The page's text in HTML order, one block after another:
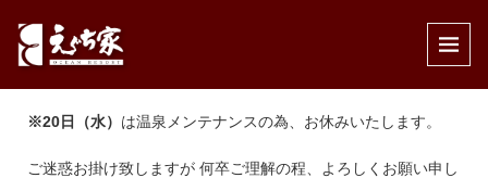
公開済み: 2020年4月1日
カテゴリー: インフォメーション
※20日（水） は温泉メンテナンスの為、お休みいたします。
ご迷惑お掛け致しますが 何卒ご理解の程、よろしくお願い申し